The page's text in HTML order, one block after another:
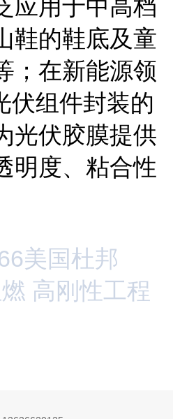
鞋的鞋底及童
；在新能源领
伏组件封装的
光伏胶膜提供
明度、粘合性
美国杜邦
高刚性工程